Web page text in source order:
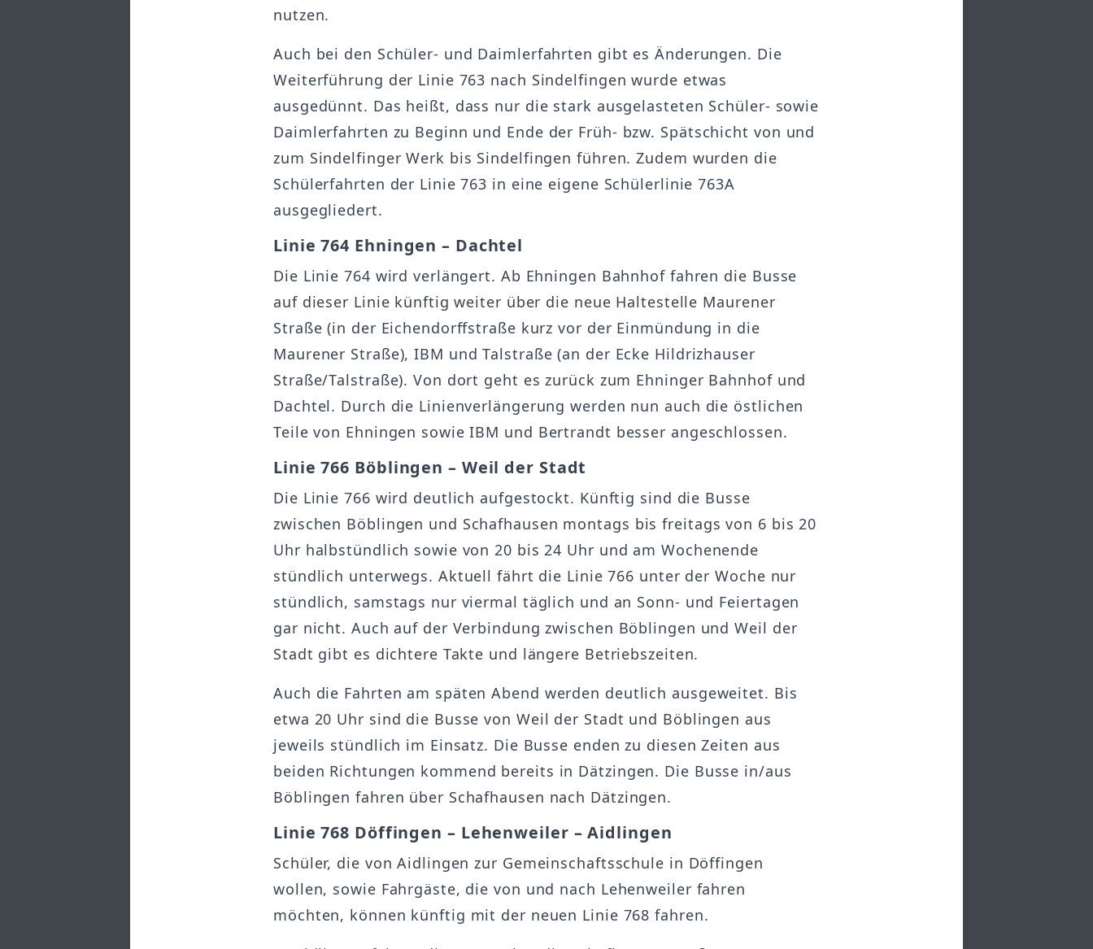
nutzen.
Auch bei den Schüler- und Daimlerfahrten gibt es Änderungen. Die
Weiterführung der Linie 763 nach Sindelfingen wurde etwas
ausgedünnt. Das heißt, dass nur die stark ausgelasteten Schüler- sowie
Daimlerfahrten zu Beginn und Ende der Früh- bzw. Spätschicht von und
zum Sindelfinger Werk bis Sindelfingen führen. Zudem wurden die
Schülerfahrten der Linie 763 in eine eigene Schülerlinie 763A
ausgegliedert.
Linie 764 Ehningen – Dachtel
Die Linie 764 wird verlängert. Ab Ehningen Bahnhof fahren die Busse
auf dieser Linie künftig weiter über die neue Haltestelle Maurener
Straße (in der Eichendorffstraße kurz vor der Einmündung in die
Maurener Straße), IBM und Talstraße (an der Ecke Hildrizhauser
Straße/Talstraße). Von dort geht es zurück zum Ehninger Bahnhof und
Dachtel. Durch die Linienverlängerung werden nun auch die östlichen
Teile von Ehningen sowie IBM und Bertrandt besser angeschlossen.
Linie 766 Böblingen – Weil der Stadt
Die Linie 766 wird deutlich aufgestockt. Künftig sind die Busse
zwischen Böblingen und Schafhausen montags bis freitags von 6 bis 20
Uhr halbstündlich sowie von 20 bis 24 Uhr und am Wochenende
stündlich unterwegs. Aktuell fährt die Linie 766 unter der Woche nur
stündlich, samstags nur viermal täglich und an Sonn- und Feiertagen
gar nicht. Auch auf der Verbindung zwischen Böblingen und Weil der
Stadt gibt es dichtere Takte und längere Betriebszeiten.
Auch die Fahrten am späten Abend werden deutlich ausgeweitet. Bis
etwa 20 Uhr sind die Busse von Weil der Stadt und Böblingen aus
jeweils stündlich im Einsatz. Die Busse enden zu diesen Zeiten aus
beiden Richtungen kommend bereits in Dätzingen. Die Busse in/aus
Böblingen fahren über Schafhausen nach Dätzingen.
Linie 768 Döffingen – Lehenweiler – Aidlingen
Schüler, die von Aidlingen zur Gemeinschaftsschule in Döffingen
wollen, sowie Fahrgäste, die von und nach Lehenweiler fahren
möchten, können künftig mit der neuen Linie 768 fahren.